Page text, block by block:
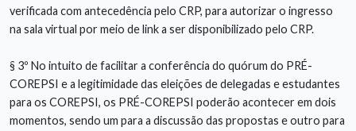
verificada com antecedência pelo CRP, para autorizar o ingresso
na sala virtual por meio de link a ser disponibilizado pelo CRP.
§ 3º No intuito de facilitar a conferência do quórum do PRÉ-
COREPSI e a legitimidade das eleições de delegadas e estudantes
para os COREPSI, os PRÉ-COREPSI poderão acontecer em dois
momentos, sendo um para a discussão das propostas e outro para